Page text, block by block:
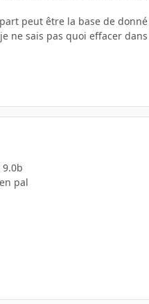
peut être la base de
sais pas quoi effacer dans
pal